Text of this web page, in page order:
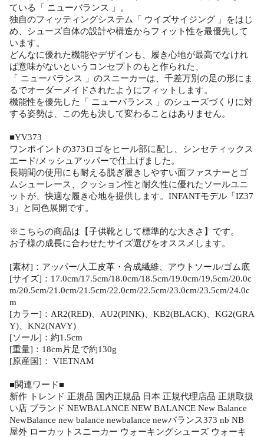
ている「 ニューバランス 」。
独自のフィッティングシステム「 ウイズサイジング 」をはじ
め、シューズ自体の設計や構造からフィット性を最優先して
います。
どんなに優れた機能やデザインも、履き心地が最高でなけれ
ば意味がないというコンセプトのもと作られた、
「 ニューバランス 」のスニーカーは、千差万別の足の形にま
るでオーダーメイドされたようにフィットします。
機能性を優先した「 ニューバランス 」のシューズづくりに対
する姿勢は、この先も決して変わることはありません。
■YV373
ワンポイントの373ロゴをヒール部に配し、シンセティックス
エード/メッシュアッパーで仕上げました。
長期間の使用にも耐える脱ぎ履きしやすい面ファスナーとゴ
ムシューレース、クッション性と耐久性に優れたソールユニ
ットが、快適な履き心地を提供します。INFANTモデル「IZ37
3」と同色展開です。
※こちらの商品は【子供靴として標準的な大きさ】です。
お子様の成長に合わせたサイズ選びをオススメします。
[素材]：アッパー/人工皮革・合成繊維、アウトソール/ゴム底
[サイズ]：17.0cm/17.5cm/18.0cm/18.5cm/19.0cm/19.5cm/20.0c
m/20.5cm/21.0cm/21.5cm/22.0cm/22.5cm/23.0cm/23.5cm/24.0c
m
[カラー]：AR2(RED)、AU2(PINK)、KB2(BLACK)、KG2(GRA
Y)、KN2(NAVY)
[ソール]：約1.5cm
[重量]：18cm片足で約130g
[原産国]： VIETNAM
■関連ワード■
新作 トレンド 正規品 国内正規品 日本 正規代理店品 正規取扱
い店 ブランド NEWBALANCE NEW BALANCE New Balance
NewBalance new balance newbalance newバランス373 nb NB
屋外 ローカットスニーカー ウォーキングシューズ ウォーキ